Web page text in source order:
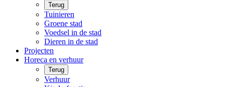
Terug
Tuinieren
Groene stad
Voedsel in de stad
Dieren in de stad
Projecten
Horeca en verhuur
Terug
Verhuur